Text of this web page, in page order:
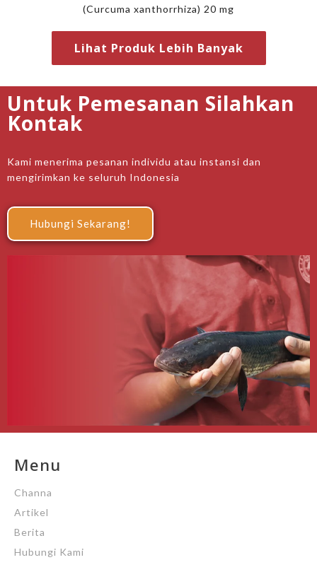
(Curcuma xanthorrhiza) 20 mg
Lihat Produk Lebih Banyak
Untuk Pemesanan Silahkan
Kontak
Kami menerima pesanan individu atau instansi dan
mengirimkan ke seluruh Indonesia
Hubungi Sekarang!
Menu
Channa
Artikel
Berita
Hubungi Kami